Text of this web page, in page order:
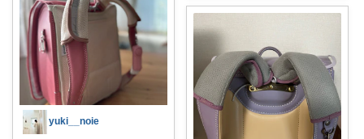
yuki__noie